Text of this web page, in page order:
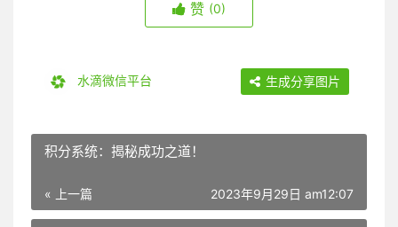
赞 (0)
水滴微信平台 生成分享图片
积分系统：揭秘成功之道！
« 上一篇 2023年9月29日 am12:07